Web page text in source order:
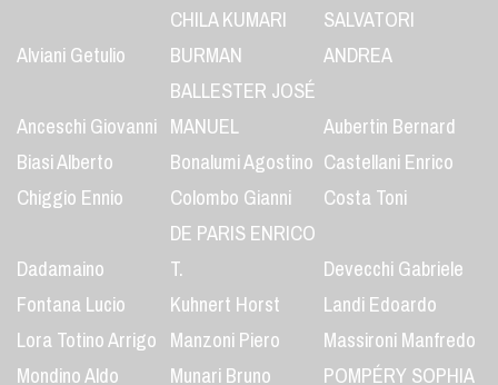
Alviani Getulio
CHILA KUMARI
BURMAN
SALVATORI
ANDREA
Anceschi Giovanni
BALLESTER JOSÉ
MANUEL
Aubertin Bernard
Biasi Alberto
Bonalumi Agostino Castellani Enrico
Chiggio Ennio
Colombo Gianni
Costa Toni
Dadamaino
DE PARIS ENRICO
T.
Devecchi Gabriele
Fontana Lucio
Kuhnert Horst
Landi Edoardo
Lora Totino Arrigo Manzoni Piero
Massironi Manfredo
Mondino Aldo
Munari Bruno
POMPÉRY SOPHIA